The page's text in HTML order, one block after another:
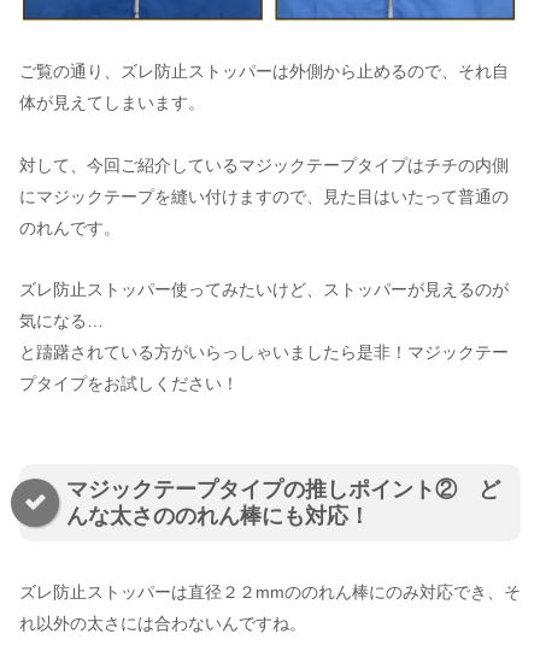
ご覧の通り、ズレ防止ストッパーは外側から止めるので、それ自
体が見えてしまいます。
対して、今回ご紹介しているマジックテープタイプはチチの内側
にマジックテープを縫い付けますので、見た目はいたって普通の
のれんです。
ズレ防止ストッパー使ってみたいけど、ストッパーが見えるのが
気になる…
と躊躇されている方がいらっしゃいましたら是非！マジックテー
プタイプをお試しください！
マジックテープタイプの推しポイント② ど
んな太さののれん棒にも対応！
ズレ防止ストッパーは直径２２mmののれん棒にのみ対応でき、そ
れ以外の太さには合わないんですね。